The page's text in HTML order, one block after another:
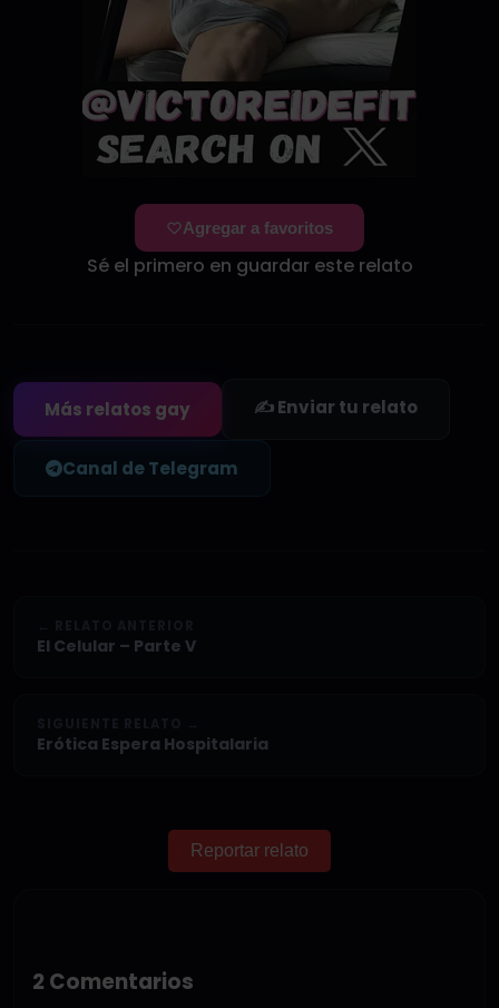
Agregar a favoritos
Sé el primero en guardar este relato
Más relatos gay ✍️ Enviar tu relato
Canal de Telegram
El Celular – Parte V
Erótica Espera Hospitalaria
Reportar relato
2 Comentarios